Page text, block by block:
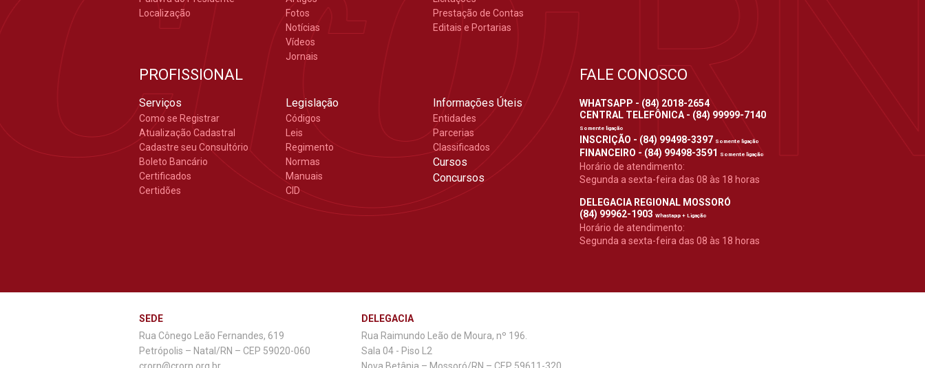
Localização
Fotos
Notícias
Vídeos
Jornais
Prestação de Contas
Editais e Portarias
PROFISSIONAL
Serviços
Como se Registrar
Atualização Cadastral
Cadastre seu Consultório
Boleto Bancário
Certificados
Certidões
Legislação
Códigos
Leis
Regimento
Normas
Manuais
CID
Informações Úteis
Entidades
Parcerias
Classificados
Cursos
Concursos
FALE CONOSCO
WHATSAPP - (84) 2018-2654
CENTRAL TELEFÔNICA - (84) 99999-7140
Somente ligação
INSCRIÇÃO - (84) 99498-3397 Somente ligação
FINANCEIRO - (84) 99498-3591 Somente ligação
Horário de atendimento:
Segunda a sexta-feira das 08 às 18 horas
DELEGACIA REGIONAL MOSSORÓ
(84) 99962-1903 Whastapp + Ligação
Horário de atendimento:
Segunda a sexta-feira das 08 às 18 horas
SEDE
Rua Cônego Leão Fernandes, 619
Petrópolis – Natal/RN – CEP 59020-060
DELEGACIA
Rua Raimundo Leão de Moura, nº 196.
Sala 04 - Piso L2